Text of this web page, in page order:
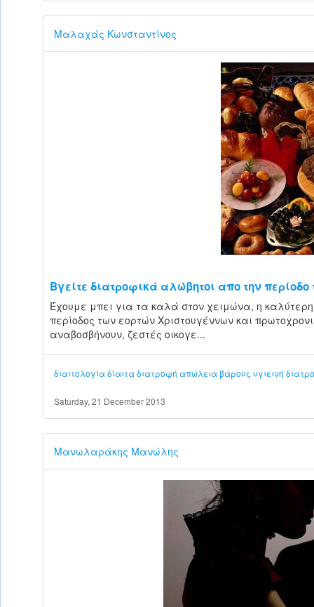
Μαλαχάς Κωνσταντίνος
Βγείτε διατροφικά αλώβητοι απο την περίοδο
Έχουμε μπει για τα καλά στον χειμώνα, η
περίοδος των εορτών Χριστουγέννων και
αναβοσβήνουν, ζεστές οικογε...
διαιτολογίαδίαιταδιατροφή απώλεια βάρους υγιεινή
Saturday, 21 December 2013
Μανωλαράκης Μανώλης